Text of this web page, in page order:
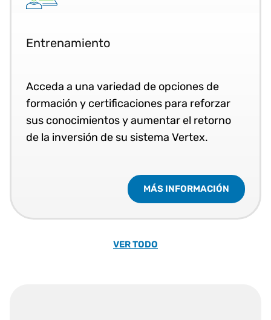
Entrenamiento
Acceda a una variedad de opciones de
formación y certificaciones para reforzar
sus conocimientos y aumentar el retorno
de la inversión de su sistema Vertex.
MÁS INFORMACIÓN
VER TODO